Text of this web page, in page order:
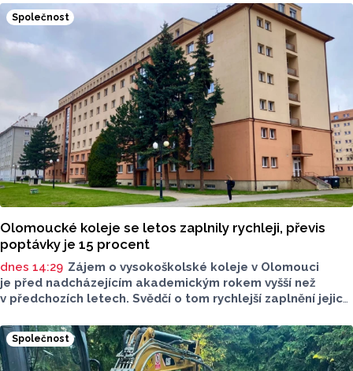
dáte přednost?
Společnost
Olomoucké koleje se letos zaplnily rychleji, převis
poptávky je 15 procent
dnes 14:29 Zájem o vysokoškolské koleje v Olomouci
je před nadcházejícím akademickým rokem vyšší než
v předchozích letech. Svědčí o tom rychlejší zaplnění jejich
ČTK mluvčí Univerzity Palackého (UP) v Olomouci Egon
Havrlant. Celková kapacita lůžek na kolejích je letos
zhruba 4300, o dalších přibližně 500 míst se tento počet
Společnost